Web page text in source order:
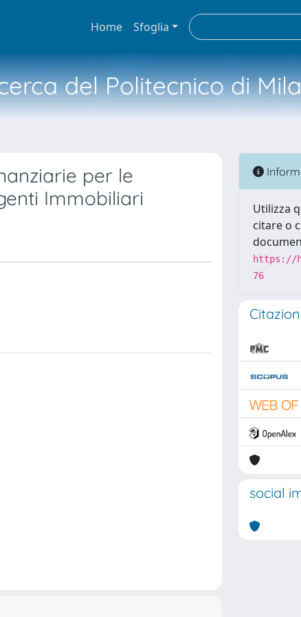
Home Sfoglia
del Politecnico di
per le
Immobiliari
Utilizza
citare o
https://
76
social